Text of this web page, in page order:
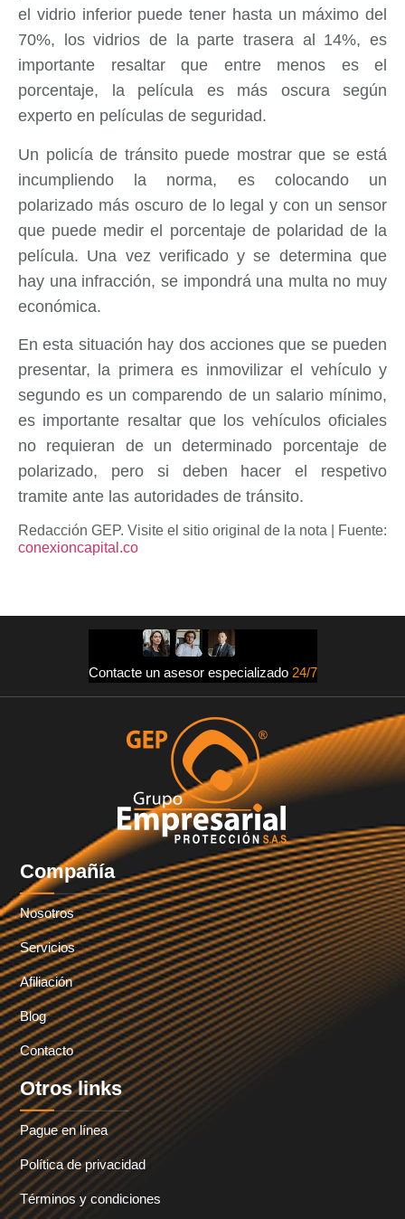
el vidrio inferior puede tener hasta un máximo del
70%, los vidrios de la parte trasera al 14%, es
importante resaltar que entre menos es el
porcentaje, la película es más oscura según
experto en películas de seguridad.
Un policía de tránsito puede mostrar que se está
incumpliendo la norma, es colocando un
polarizado más oscuro de lo legal y con un sensor
que puede medir el porcentaje de polaridad de la
película. Una vez verificado y se determina que
hay una infracción, se impondrá una multa no muy
económica.
En esta situación hay dos acciones que se pueden
presentar, la primera es inmovilizar el vehículo y
segundo es un comparendo de un salario mínimo,
es importante resaltar que los vehículos oficiales
no requieran de un determinado porcentaje de
polarizado, pero si deben hacer el respetivo
tramite ante las autoridades de tránsito.
Redacción GEP. Visite el sitio original de la nota | Fuente:
conexioncapital.co
Contacte un asesor especializado 24/7
Compañía
Nosotros
Servicios
Afiliación
Blog
Contacto
Otros links
Pague en línea
Política de privacidad
Términos y condiciones